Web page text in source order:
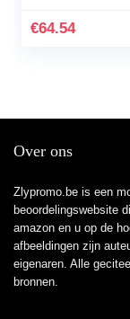
€64.54
Over ons
Zlypromo.be is een
beoordelingswebsite
amazon en u op de
afbeeldingen zijn
eigenaren. Alle
bronnen.